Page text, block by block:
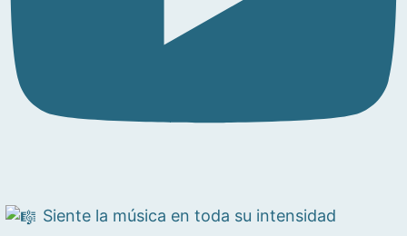
Siente la música en toda su intensidad